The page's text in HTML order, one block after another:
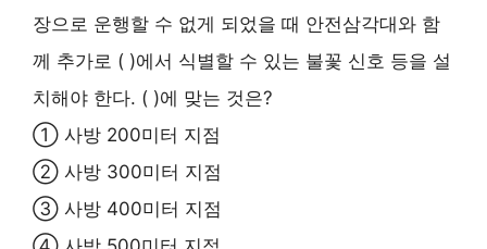
장으로 운행할 수 없게 되었을 때 안전삼각대와 함
께 추가로 ( )에서 식별할 수 있는 불꽃 신호 등을 설
치해야 한다. ( )에 맞는 것은?
① 사방 200미터 지점
② 사방 300미터 지점
③ 사방 400미터 지점